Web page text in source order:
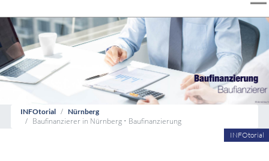
INFOtorial Nürnberg
Baufinanzierer in Nürnberg • Baufinanzierung
INFOtorial